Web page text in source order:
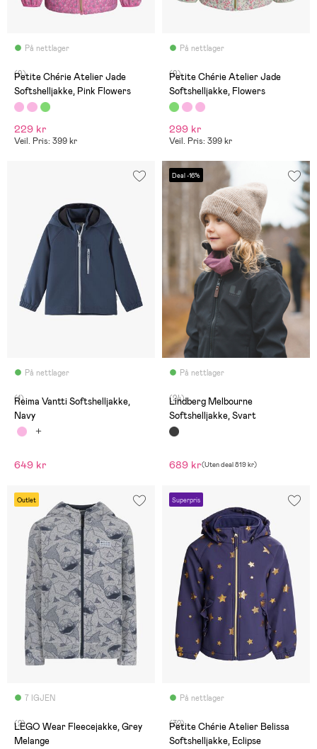
På nettlager
(9)
Petite Chérie Atelier Jade
Softshelljakke, Pink Flowers
229 kr
Veil. Pris: 399 kr
På nettlager
(9)
Petite Chérie Atelier Jade
Softshelljakke, Flowers
299 kr
Veil. Pris: 399 kr
På nettlager
(1)
Reima Vantti Softshelljakke,
Navy
649 kr
Deal -16%
På nettlager
(24)
Lindberg Melbourne
Softshelljakke, Svart
689 kr(Uten deal819 kr)
Outlet
7 IGJEN
(2)
LEGO Wear Fleecejakke, Grey
Melange
Superpris
På nettlager
(32)
Petite Chérie Atelier Belissa
Softshelljakke, Eclipse